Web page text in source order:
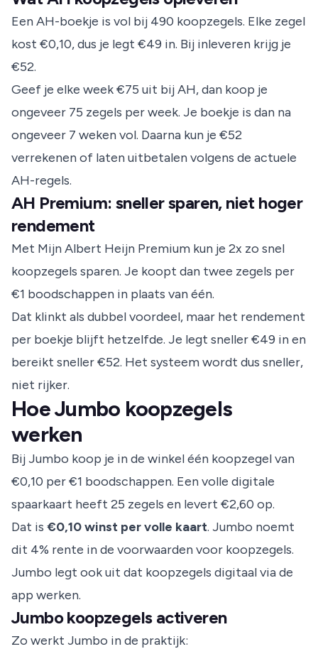
Een AH-boekje is vol bij 490 koopzegels. Elke zegel
kost €0,10, dus je legt €49 in. Bij inleveren krijg je
€52.
Geef je elke week €75 uit bij AH, dan koop je
ongeveer 75 zegels per week. Je boekje is dan na
ongeveer 7 weken vol. Daarna kun je €52
verrekenen of laten uitbetalen volgens de actuele
AH-regels.
AH Premium: sneller sparen, niet hoger
rendement
Met Mijn Albert Heijn Premium kun je 2x zo snel
koopzegels sparen. Je koopt dan twee zegels per
€1 boodschappen in plaats van één.
Dat klinkt als dubbel voordeel, maar het rendement
per boekje blijft hetzelfde. Je legt sneller €49 in en
bereikt sneller €52. Het systeem wordt dus sneller,
niet rijker.
Hoe Jumbo koopzegels
werken
Bij Jumbo koop je in de winkel één koopzegel van
€0,10 per €1 boodschappen. Een volle digitale
spaarkaart heeft 25 zegels en levert €2,60 op.
Dat is €0,10 winst per volle kaart. Jumbo noemt
dit 4% rente in de voorwaarden voor koopzegels.
Jumbo legt ook uit dat koopzegels digitaal via de
app werken.
Jumbo koopzegels activeren
Zo werkt Jumbo in de praktijk: